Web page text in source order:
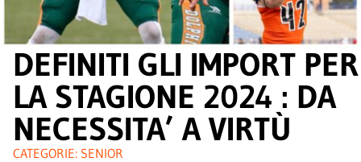
DEFINITI GLI IMPORT PER
LA STAGIONE 2024 : DA
NECESSITA’ A VIRTÙ
CATEGORIE: SENIOR